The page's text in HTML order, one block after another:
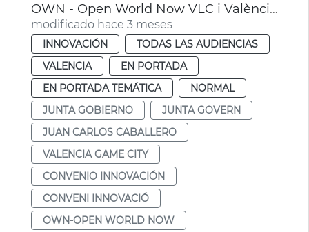
OWN - Open World Now VLC i València Game City
modificado hace 3 meses
INNOVACIÓN
TODAS LAS AUDIENCIAS
VALENCIA
EN PORTADA
EN PORTADA TEMÁTICA
NORMAL
JUNTA GOBIERNO
JUNTA GOVERN
JUAN CARLOS CABALLERO
VALENCIA GAME CITY
CONVENIO INNOVACIÓN
CONVENI INNOVACIÓ
OWN-OPEN WORLD NOW